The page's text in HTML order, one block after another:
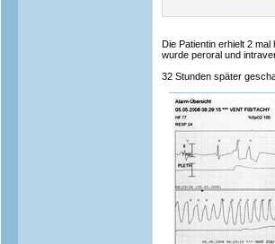
Die Patientin erhielt 2
wurde peroral und
32 Stunden später